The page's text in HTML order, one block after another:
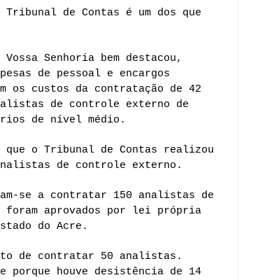
de Contas é um dos que
Senhoria bem destacou,
de pessoal e encargos
os custos da contratação de 42
de controle externo de
de nível médio.
que o Tribunal de Contas realizou
de controle externo.
se a contratar 150 analistas de
foram aprovados por lei própria
do Acre.
de contratar 50 analistas.
porque houve desistência de 14